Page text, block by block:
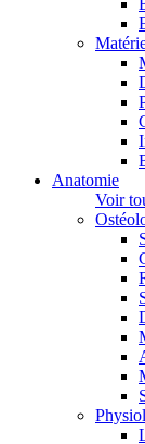
Anatomie
Voir